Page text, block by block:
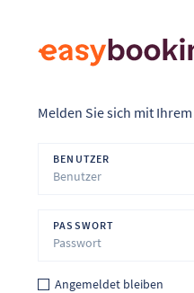
Melden Sie sich mit
BENUTZER
PASSWORT
Angemeldet bleiben